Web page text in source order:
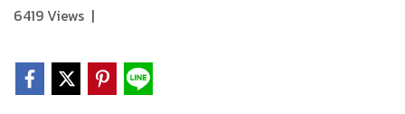
6419 Views |